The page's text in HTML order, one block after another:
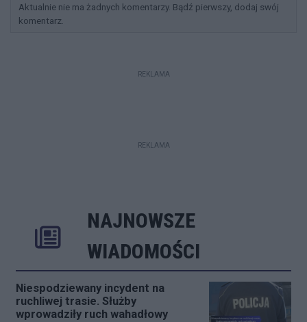
Aktualnie nie ma żadnych komentarzy. Bądź pierwszy, dodaj swój
komentarz.
REKLAMA
REKLAMA
NAJNOWSZE
WIADOMOŚCI
Niespodziewany incydent na
ruchliwej trasie. Służby
wprowadziły ruch wahadłowy